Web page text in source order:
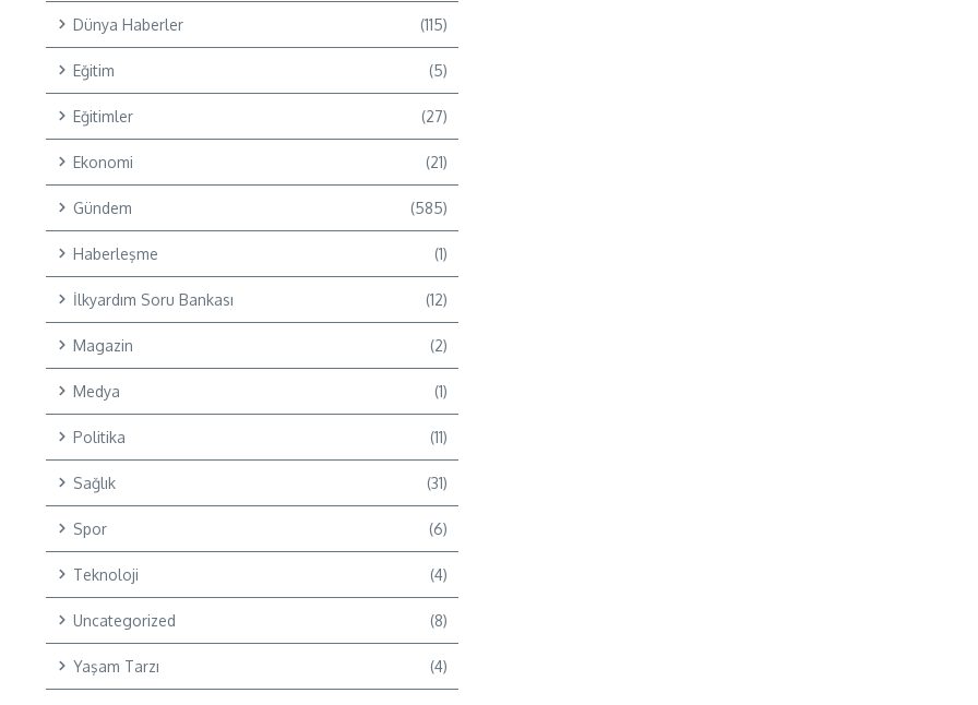
Dünya Haberler (115)
Eğitim (5)
Eğitimler (27)
Ekonomi (21)
Gündem (585)
Haberleşme (1)
İlkyardım Soru Bankası (12)
Magazin (2)
Medya (1)
Politika (11)
Sağlık (31)
Spor (6)
Teknoloji (4)
Uncategorized (8)
Yaşam Tarzı (4)